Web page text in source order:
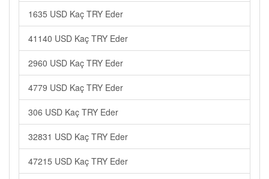
1635 USD Kaç TRY Eder
41140 USD Kaç TRY Eder
2960 USD Kaç TRY Eder
4779 USD Kaç TRY Eder
306 USD Kaç TRY Eder
32831 USD Kaç TRY Eder
47215 USD Kaç TRY Eder